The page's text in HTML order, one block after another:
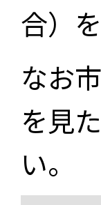
合）
なお
を見
い。